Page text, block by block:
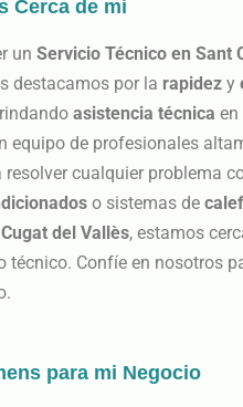
Cerca de mi
un Servicio Técnico en Sant
destacamos por la rapidez y
asistencia técnica en
equipo de profesionales
cualquier problema
o sistemas de
del Vallès, estamos
técnico. Confíe en nosotros
para mi Negocio